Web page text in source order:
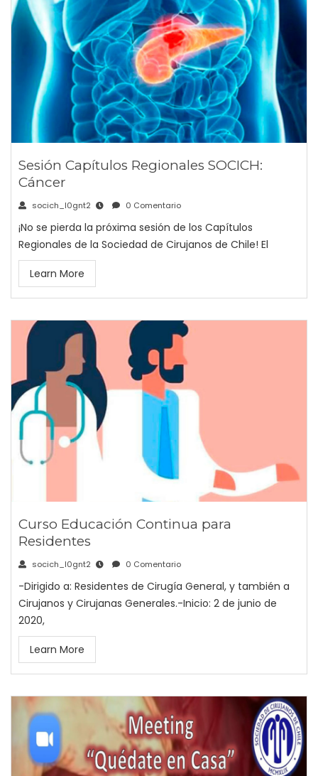
Sesión Capítulos Regionales SOCICH:
Cáncer
socich_l0gnt2 0 Comentario
¡No se pierda la próxima sesión de los Capítulos
Regionales de la Sociedad de Cirujanos de Chile! El
Learn More
Curso Educación Continua para
Residentes
socich_l0gnt2 0 Comentario
-Dirigido a: Residentes de Cirugía General, y también a
Cirujanos y Cirujanas Generales.-Inicio: 2 de junio de
2020,
Learn More